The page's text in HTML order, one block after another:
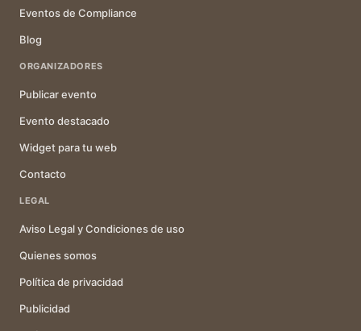
Eventos de Compliance
Blog
ORGANIZADORES
Publicar evento
Evento destacado
Widget para tu web
Contacto
LEGAL
Aviso Legal y Condiciones de uso
Quienes somos
Política de privacidad
Publicidad